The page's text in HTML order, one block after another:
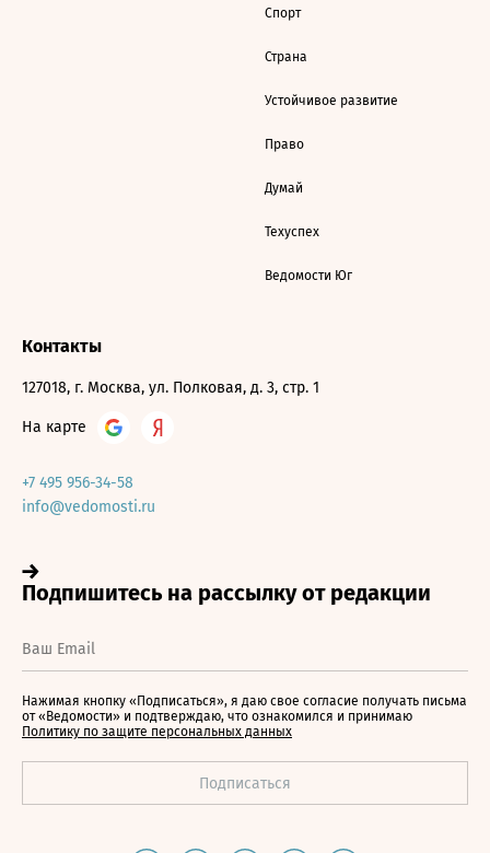
Спорт
Страна
Устойчивое развитие
Право
Думай
Техуспех
Ведомости Юг
Контакты
127018, г. Москва, ул. Полковая, д. 3, стр. 1
На карте
+7 495 956-34-58
info@vedomosti.ru
Нажимая кнопку «Подписаться», я даю свое согласие получать письма
от «Ведомости» и подтверждаю, что ознакомился и принимаю
Политику по защите персональных данных